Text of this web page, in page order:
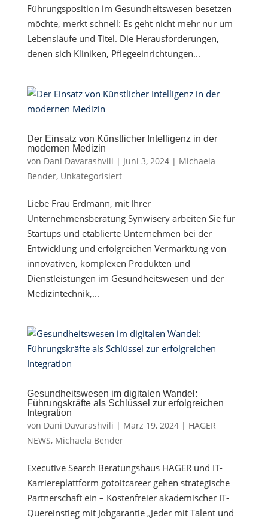
Führungsposition im Gesundheitswesen besetzen
möchte, merkt schnell: Es geht nicht mehr nur um
Lebensläufe und Titel. Die Herausforderungen,
denen sich Kliniken, Pflegeeinrichtungen...
Der Einsatz von Künstlicher Intelligenz in der
modernen Medizin
von Dani Davarashvili | Juni 3, 2024| Michaela
Bender, Unkategorisiert
Liebe Frau Erdmann, mit Ihrer
Unternehmensberatung Synwisery arbeiten Sie für
Startups und etablierte Unternehmen bei der
Entwicklung und erfolgreichen Vermarktung von
innovativen, komplexen Produkten und
Dienstleistungen im Gesundheitswesen und der
Medizintechnik,...
Gesundheitswesen im digitalen Wandel:
Führungskräfte als Schlüssel zur erfolgreichen
Integration
von Dani Davarashvili | März 19, 2024| HAGER
NEWS, Michaela Bender
Executive Search Beratungshaus HAGER und IT-
Karriereplattform gotoitcareer gehen strategische
Partnerschaft ein – Kostenfreier akademischer IT-
Quereinstieg mit Jobgarantie „Jeder mit Talent und